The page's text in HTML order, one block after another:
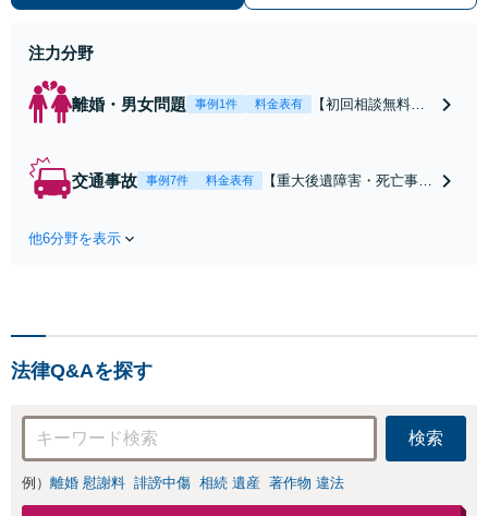
ために前に進むことができます。
注力分野
離婚・男女問題 事例1件 料金表有
【初回相談無料】
条件で離婚ができ
交通事故 事例7件 料金表有
【重大後遺障害・死亡事案
応・納得できる解決を」
他6分野を表示
法律Q&Aを探す
検索
例） 離婚 慰謝料 誹謗中傷 相続 遺産 著作物 違法